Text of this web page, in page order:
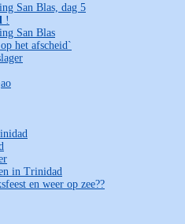
San Blas, dag 5
!
San Blas
het afscheid`
in Trinidad
en weer op zee??